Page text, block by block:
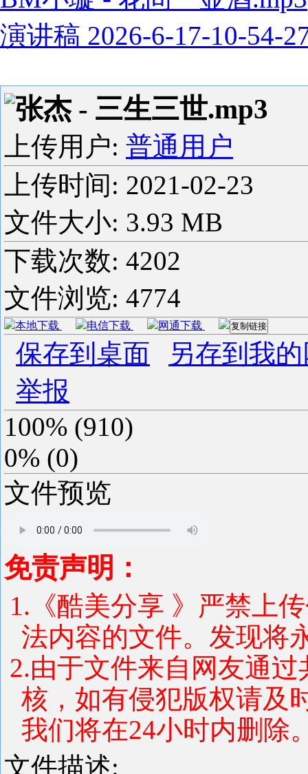
演讲稿 2026-6-17-10-54-
张杰 - 三生三世.mp3
上传用户: 普通用户
上传时间: 2021-02-23
文件大小: 3.93 MB
下载次数: 4202
文件浏览: 4774
本地下载 电信下载 网通下载 复制链接
保存到桌面
另存到我
举报
100% (910)
0% (0)
文件预览
免责声明：
1.《酷美分享 》严禁上
法内容的文件。发现将
2.由于文件来自网友通
核，如有侵犯版权请及
我们将在24小时内删除
文件描述: